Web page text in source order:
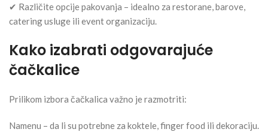
✔ Različite opcije pakovanja – idealno za restorane, barove,
catering usluge ili event organizaciju.
Kako izabrati odgovarajuće
čačkalice
Prilikom izbora čačkalica važno je razmotriti:
Namenu – da li su potrebne za koktele, finger food ili dekoraciju.